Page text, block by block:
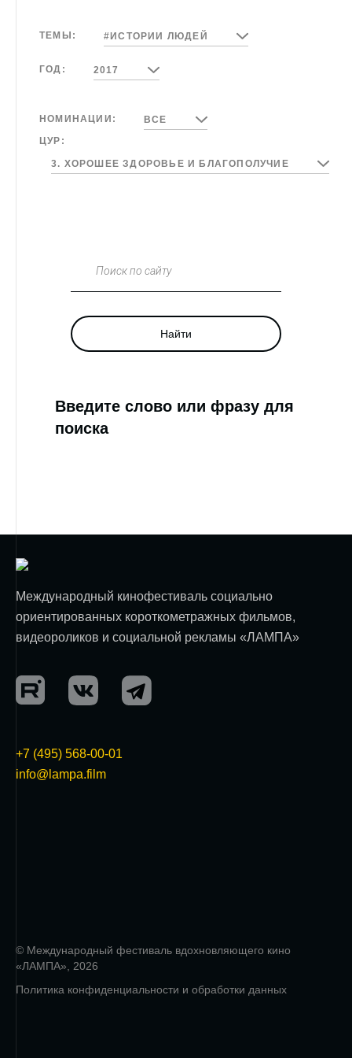
ТЕМЫ: #ИСТОРИИ ЛЮДЕЙ
ГОД: 2017
НОМИНАЦИИ:
ВСЕ
ЦУР:
3. ХОРОШЕЕ ЗДОРОВЬЕ И БЛАГОПОЛУЧИЕ
Поиск по сайту
Найти
Введите слово или фразу для
поиска
Международный кинофестиваль социально
ориентированных короткометражных фильмов,
видеороликов и социальной рекламы «ЛАМПА»
+7 (495) 568-00-01
info@lampa.film
© Международный фестиваль вдохновляющего кино
«ЛАМПА», 2026
Политика конфиденциальности и обработки данных